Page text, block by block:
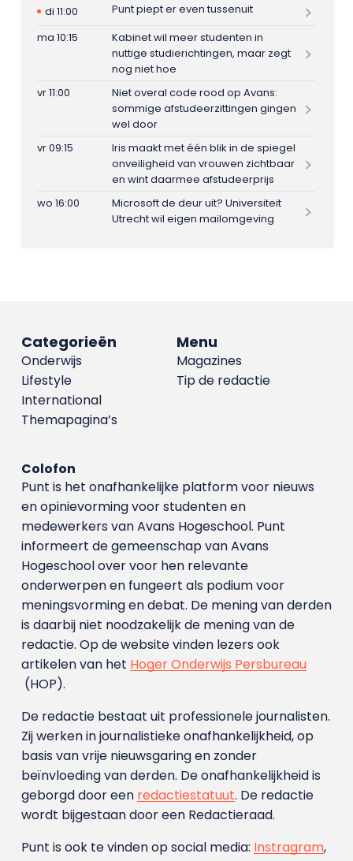
di 11:00
Punt piept er even tussenuit
ma 10:15
Kabinet wil meer studenten in
nuttige studierichtingen, maar zegt
nog niet hoe
vr 11:00
Niet overal code rood op Avans:
sommige afstudeerzittingen gingen
wel door
vr 09:15
Iris maakt met één blik in de spiegel
onveiligheid van vrouwen zichtbaar
en wint daarmee afstudeerprijs
wo 16:00
Microsoft de deur uit? Universiteit
Utrecht wil eigen mailomgeving
Menu
Magazines
Tip de redactie
Categorieën
Onderwijs
Lifestyle
International
Themapagina’s
Colofon
Punt is het onafhankelijke platform voor nieuws
en opinievorming voor studenten en
medewerkers van Avans Hoge­school. Punt
informeert de gemeenschap van Avans
Hogeschool over voor hen relevante
onderwerpen en fungeert als podium voor
meningsvorming en debat. De mening van derden
is daarbij niet noodzakelijk de mening van de
redactie. Op de website vinden lezers ook
artikelen van het Hoger Onderwijs Persbureau
(HOP).
De redactie bestaat uit professionele journalisten.
Zij werken in journalistieke onafhankelijkheid, op
basis van vrije nieuwsgaring en zonder
beïnvloeding van derden. De onafhankelijkheid is
geborgd door een redactiestatuut. De redactie
wordt bijgestaan door een Redactieraad.
Punt is ook te vinden op social media: Instragram,